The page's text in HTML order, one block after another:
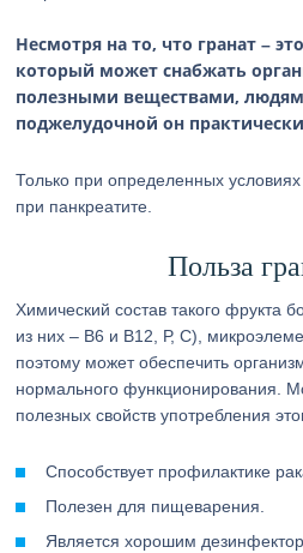
Несмотря на то, что гранат –
который может снабжать
полезными веществами,
поджелудочной он
Только при определенных
при панкреатите.
Польза
Химический состав такого фрукта
из них – В6 и В12, Р, С),
поэтому может обеспечить
нормального функционирования.
полезных свойств употребления
Способствует профилактике
Полезен для пищеварения.
Является хорошим